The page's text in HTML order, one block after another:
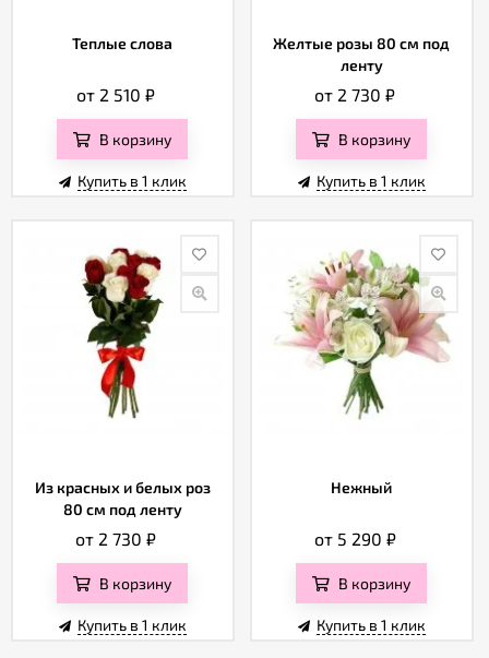
Теплые слова
от 2 510₽
В корзину
Купить в 1 клик
Желтые розы 80 см под
ленту
от 2 730₽
В корзину
Купить в 1 клик
Из красных и белых роз
80 см под ленту
от 2 730₽
В корзину
Купить в 1 клик
Нежный
от 5 290 ₽
В корзину
Купить в 1 клик